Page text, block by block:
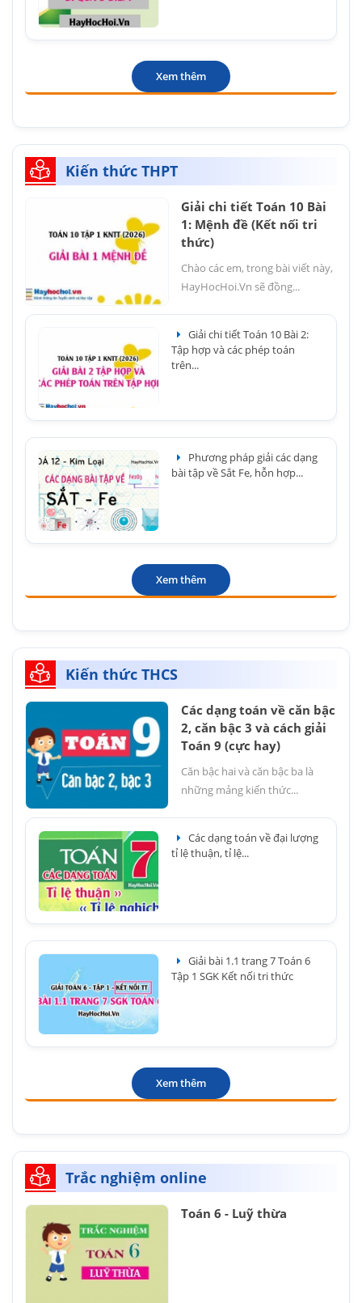
Xem thêm
Kiến thức THPT
Giải chi tiết Toán 10 Bài
1: Mệnh đề (Kết nối tri
thức)
Chào các em, trong bài viết này,
HayHocHoi.Vn sẽ đồng...
Giải chi tiết Toán 10 Bài 2:
Tập hợp và các phép toán
trên...
Phương pháp giải các dạng
bài tập về Sắt Fe, hỗn hợp...
Xem thêm
Kiến thức THCS
Các dạng toán về căn bậc
2, căn bậc 3 và cách giải
Toán 9 (cực hay)
Căn bậc hai và căn bậc ba là
những mảng kiến thức...
Các dạng toán về đại lượng
tỉ lệ thuận, tỉ lệ...
Giải bài 1.1 trang 7 Toán 6
Tập 1 SGK Kết nối tri thức
Xem thêm
Trắc nghiệm online
Toán 6 - Luỹ thừa